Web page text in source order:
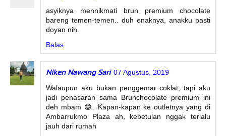
asyiknya mennikmati brun premium chocolate
bareng temen-temen.. duh enaknya, anakku pasti
doyan nih.
Balas
Niken Nawang Sari 07 Agustus, 2019
Walaupun aku bukan penggemar coklat, tapi aku
jadi penasaran sama Brunchocolate premium ini
deh mbam 😁. Kapan-kapan ke outletnya yang di
Ambarrukmo Plaza ah, kebetulan nggak terlalu
jauh dari rumah